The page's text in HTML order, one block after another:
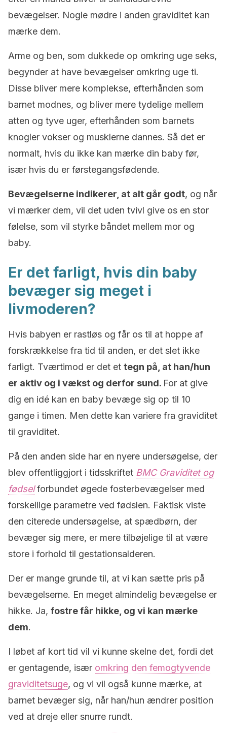
bevægelser. Nogle mødre i anden graviditet kan
mærke dem.
Arme og ben, som dukkede op omkring uge seks,
begynder at have bevægelser omkring uge ti.
Disse bliver mere komplekse, efterhånden som
barnet modnes, og bliver mere tydelige mellem
atten og tyve uger, efterhånden som barnets
knogler vokser og musklerne dannes. Så det er
normalt, hvis du ikke kan mærke din baby før,
især hvis du er førstegangsfødende.
Bevægelserne indikerer, at alt går godt, og når
vi mærker dem, vil det uden tvivl give os en stor
følelse, som vil styrke båndet mellem mor og
baby.
Er det farligt, hvis din baby
bevæger sig meget i
livmoderen?
Hvis babyen er rastløs og får os til at hoppe af
forskrækkelse fra tid til anden, er det slet ikke
farligt. Tværtimod er det et tegn på, at han/hun
er aktiv og i vækst og derfor sund. For at give
dig en idé kan en baby bevæge sig op til 10
gange i timen. Men dette kan variere fra graviditet
til graviditet.
På den anden side har en nyere undersøgelse, der
blev offentliggjort i tidsskriftet BMC Graviditet og
fødsel forbundet øgede fosterbevægelser med
forskellige parametre ved fødslen. Faktisk viste
den citerede undersøgelse, at spædbørn, der
bevæger sig mere, er mere tilbøjelige til at være
store i forhold til gestationsalderen.
Der er mange grunde til, at vi kan sætte pris på
bevægelserne. En meget almindelig bevægelse er
hikke. Ja, fostre får hikke, og vi kan mærke
dem.
I løbet af kort tid vil vi kunne skelne det, fordi det
er gentagende, især omkring den femogtyvende
graviditetsuge, og vi vil også kunne mærke, at
barnet bevæger sig, når han/hun ændrer position
ved at dreje eller snurre rundt.